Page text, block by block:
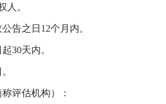
。
告之日12个月内。
30天内。
评估机构）：